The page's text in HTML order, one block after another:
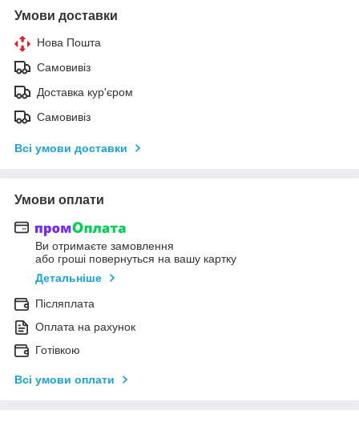
Умови доставки
Нова Пошта
Самовивіз
Доставка кур'єром
Самовивіз
Всі умови доставки
Умови оплати
Ви отримаєте замовлення
або гроші повернуться на вашу картку
Детальніше
Післяплата
Оплата на рахунок
Готівкою
Всі умови оплати